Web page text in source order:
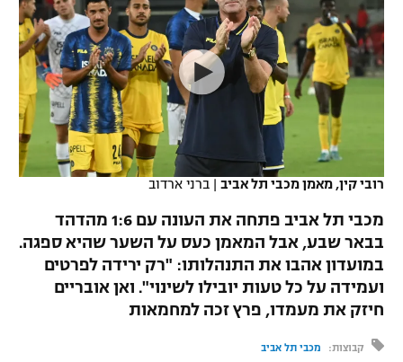
VOD
רץ ברשת
תוצאות
לוח שידורים
ברחבה
נבחרת ישראל
מכבי חיפה
בית"ר ירושלים
מכבי תל אביב
הפועל תל אביב
הפועל חיפה
הפועל באר שבע
ליגה ספרדית
ליגה איטלקית
ליגה צרפתית
ליגה טורקית
ליגות נוספות
כדורסל נשים
מכבי תל אביב
הפועל חולון
הפועל ירושלים
דני אבדיה
יורוליג
יורוקאפ
טניס
כדוריד
כדורעף
שחייה
ג'ודו
אגרוף
ספורט אולימפי
UFC
רובי קין, מאמן מכבי תל אביב | ברני ארדוב
מכבי תל אביב פתחה את העונה עם 1:6 מהדהד
בבאר שבע, אבל המאמן כעס על השער שהיא ספגה.
במועדון אהבו את התנהלותו: "רק ירידה לפרטים
ועמידה על כל טעות יובילו לשינוי". ואן אובריים
חיזק את מעמדו, פרץ זכה למחמאות
קבוצות: מכבי תל אביב